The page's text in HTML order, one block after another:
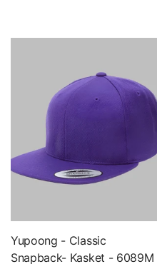
Yupoong - Classic
Snapback- Kasket - 6089M